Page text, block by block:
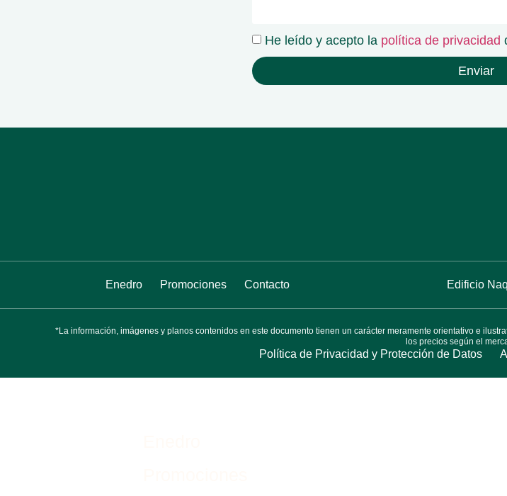
He leído y acepto la política de privacidad
Enviar
Enedro Promociones Contacto Edificio
*La información, imágenes y planos contenidos en este documento tienen un carácter meramente orientativo e
los precios según el
Política de Privacidad y Protección de Datos